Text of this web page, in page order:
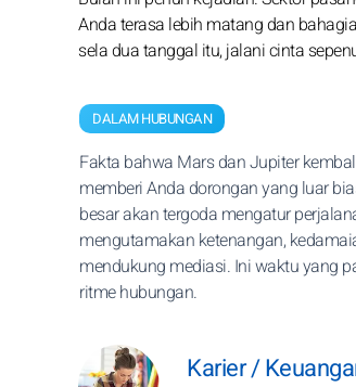
Anda terasa lebih matang dan
sela dua tanggal itu, jalani cinta
DALAM HUBUNGAN
Fakta bahwa Mars dan Jupiter
memberi Anda dorongan yang luar
besar akan tergoda mengatur
mengutamakan ketenangan,
mendukung mediasi. Ini waktu yang
ritme hubungan.
Karier /